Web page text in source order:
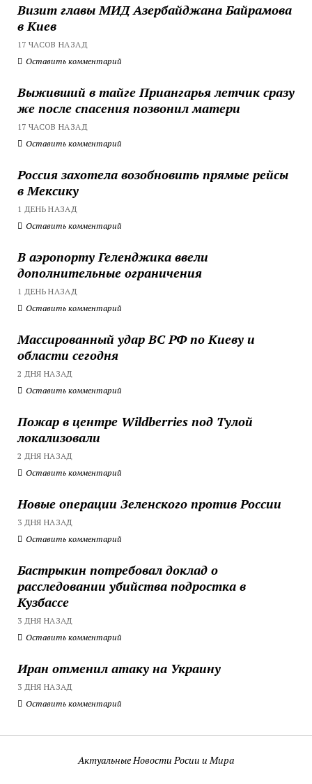
Визит главы МИД Азербайджана Байрамова
в Киев
17 ЧАСОВ НАЗАД
Оставить комментарий
Выживший в тайге Приангарья летчик сразу
же после спасения позвонил матери
17 ЧАСОВ НАЗАД
Оставить комментарий
Россия захотела возобновить прямые рейсы
в Мексику
1 ДЕНЬ НАЗАД
Оставить комментарий
В аэропорту Геленджика ввели
дополнительные ограничения
1 ДЕНЬ НАЗАД
Оставить комментарий
Массированный удар ВС РФ по Киеву и
области сегодня
2 ДНЯ НАЗАД
Оставить комментарий
Пожар в центре Wildberries под Тулой
локализовали
2 ДНЯ НАЗАД
Оставить комментарий
Новые операции Зеленского против России
3 ДНЯ НАЗАД
Оставить комментарий
Бастрыкин потребовал доклад о
расследовании убийства подростка в
Кузбассе
3 ДНЯ НАЗАД
Оставить комментарий
Иран отменил атаку на Украину
3 ДНЯ НАЗАД
Оставить комментарий
Актуальные Новости Росии и Мира